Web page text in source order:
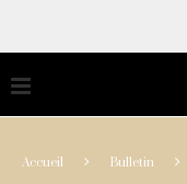
Accueil Bulletin